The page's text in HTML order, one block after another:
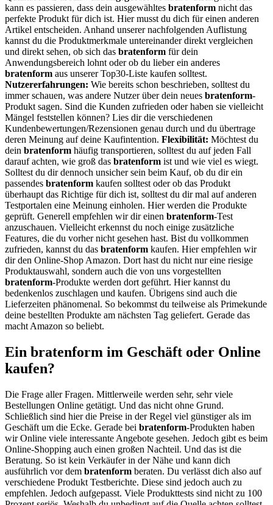
kann es passieren, dass dein ausgewähltes bratenform nicht das
perfekte Produkt für dich ist. Hier musst du dich für einen anderen
Artikel entscheiden. Anhand unserer nachfolgenden Auflistung
kannst du die Produktmerkmale untereinander direkt vergleichen
und direkt sehen, ob sich das bratenform für dein
Anwendungsbereich lohnt oder ob du lieber ein anderes
bratenform aus unserer Top30-Liste kaufen solltest.
Nutzererfahrungen: Wie bereits schon beschrieben, solltest du
immer schauen, was andere Nutzer über dein neues bratenform-
Produkt sagen. Sind die Kunden zufrieden oder haben sie vielleicht
Mängel feststellen können? Lies dir die verschiedenen
Kundenbewertungen/Rezensionen genau durch und du übertrage
deren Meinung auf deine Kaufintention. Flexibilität: Möchtest du
dein bratenform häufig transportieren, solltest du auf jeden Fall
darauf achten, wie groß das bratenform ist und wie viel es wiegt.
Solltest du dir dennoch unsicher sein beim Kauf, ob du dir ein
passendes bratenform kaufen solltest oder ob das Produkt
überhaupt das Richtige für dich ist, solltest du dir mal auf anderen
Testportalen eine Meinung einholen. Hier werden die Produkte
geprüft. Generell empfehlen wir dir einen bratenform-Test
anzuschauen. Vielleicht erkennst du noch einige zusätzliche
Features, die du vorher nicht gesehen hast. Bist du vollkommen
zufrieden, kannst du das bratenform kaufen. Hier empfehlen wir
dir den Online-Shop Amazon. Dort hast du nicht nur eine riesige
Produktauswahl, sondern auch die von uns vorgestellten
bratenform-Produkte werden dort geführt. Hier kannst du
bedenkenlos zuschlagen und kaufen. Übrigens sind auch die
Lieferzeiten phänomenal. So bekommst du teilweise als Primekunde
deine bestellten Produkte am nächsten Tag geliefert. Gerade das
macht Amazon so beliebt.
Ein bratenform im Geschäft oder Online
kaufen?
Die Frage aller Fragen. Mittlerweile werden sehr, sehr viele
Bestellungen Online getätigt. Und das nicht ohne Grund.
Schließlich sind hier die Preise in der Regel viel günstiger als im
Geschäft um die Ecke. Gerade bei bratenform-Produkten haben
wir Online viele interessante Angebote gesehen. Jedoch gibt es beim
Online-Shopping auch einen großen Nachteil. Und das ist die
Beratung. So ist kein Verkäufer in der Nähe und kann dich
ausführlich vor dem bratenform beraten. Du verlässt dich also auf
verschiedene Produkt Testberichte. Diese sind jedoch auch zu
empfehlen. Jedoch aufgepasst. Viele Produkttests sind nicht zu 100